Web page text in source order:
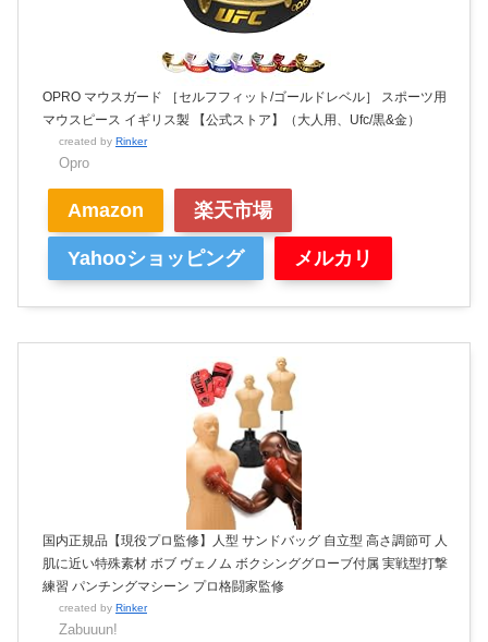
OPRO マウスガード ［セルフフィット/ゴールドレベル］ スポーツ用
マウスピース イギリス製 【公式ストア】（大人用、Ufc/黒&金）
created by Rinker
Opro
Amazon 楽天市場
Yahooショッピング メルカリ
国内正規品【現役プロ監修】人型 サンドバッグ 自立型 高さ調節可 人
肌に近い特殊素材 ボブ ヴェノム ボクシンググローブ付属 実戦型打撃
練習 パンチングマシーン プロ格闘家監修
created by Rinker
Zabuuun!